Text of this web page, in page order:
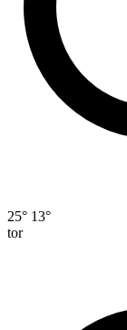
25° 13°
tor